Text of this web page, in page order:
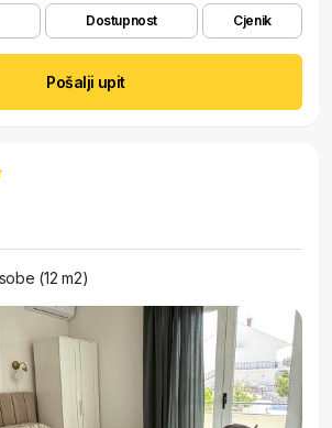
Dostupnost Cjenik
Pošalji upit
(12 m2)